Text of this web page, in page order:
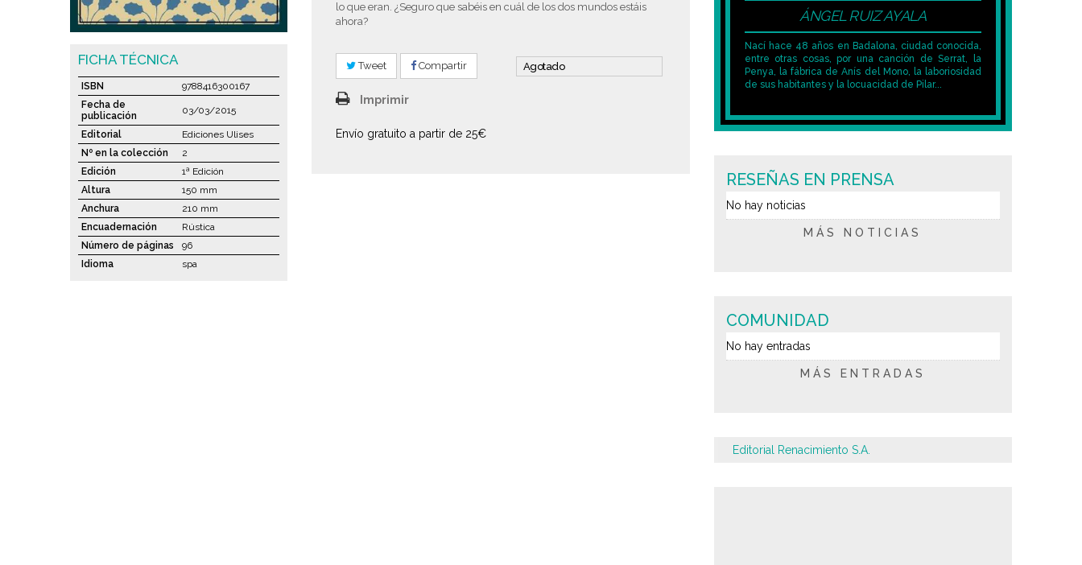
lo que eran. ¿Seguro que sabéis en cuál de los dos mundos estáis
ahora?
Tweet Compartir
Imprimir
Envío gratuito a partir de 25€
Agotado
FICHA TÉCNICA
ISBN
9788416300167
Fecha de
publicación
03/03/2015
Editorial
Ediciones Ulises
Nº en la colección
2
Edición
1ª Edición
Altura
150 mm
Anchura
210 mm
Encuadernación
Rústica
Número de páginas
96
Idioma
spa
ÁNGEL RUIZ AYALA
Nací hace 48 años en Badalona, ciudad conocida,
entre otras cosas, por una canción de Serrat, la
Penya, la fábrica de Anís del Mono, la laboriosidad
de sus habitantes y la locuacidad de Pilar...
RESEÑAS EN PRENSA
No hay noticias
MÁS NOTICIAS
COMUNIDAD
No hay entradas
MÁS ENTRADAS
Editorial Renacimiento S.A.